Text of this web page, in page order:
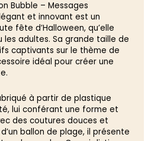
Bubble – Messages
et innovant est un
fête d’Halloween, qu’elle
adultes. Sa grande taille de
captivants sur le thème de
idéal pour créer une
à partir de plastique
lui conférant une forme et
des coutures douces et
ballon de plage, il présente